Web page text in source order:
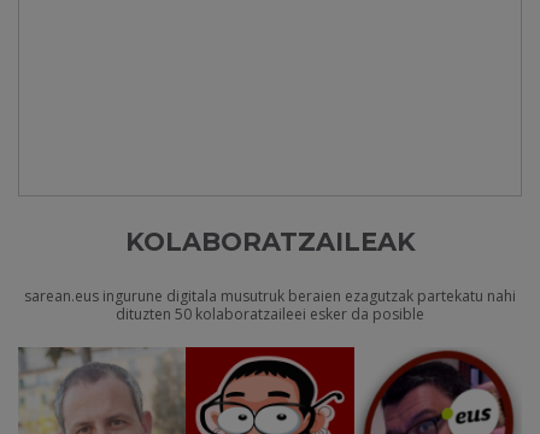
KOLABORATZAILEAK
sarean.eus ingurune digitala musutruk beraien ezagutzak partekatu nahi
dituzten 50 kolaboratzaileei esker da posible